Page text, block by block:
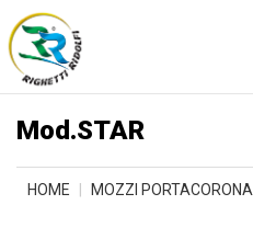
Mod.STAR
HOME MOZZI PORTACORONA